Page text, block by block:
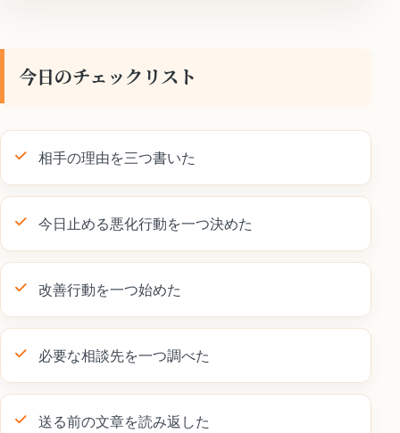
今日のチェックリスト
相手の理由を三つ書いた
今日止める悪化行動を一つ決めた
改善行動を一つ始めた
必要な相談先を一つ調べた
送る前の文章を読み返した